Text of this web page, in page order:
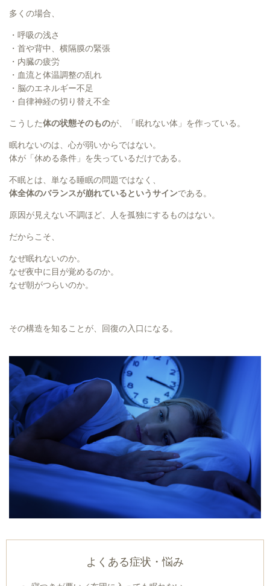
多くの場合、
・呼吸の浅さ
・首や背中、横隔膜の緊張
・内臓の疲労
・血流と体温調整の乱れ
・脳のエネルギー不足
・自律神経の切り替え不全
こうした体の状態そのものが、「眠れない体」を作っている。
眠れないのは、心が弱いからではない。
体が「休める条件」を失っているだけである。
不眠とは、単なる睡眠の問題ではなく、
体全体のバランスが崩れているというサインである。
原因が見えない不調ほど、人を孤独にするものはない。
だからこそ、
なぜ眠れないのか。
なぜ夜中に目が覚めるのか。
なぜ朝がつらいのか。
その構造を知ることが、回復の入口になる。
よくある症状・悩み